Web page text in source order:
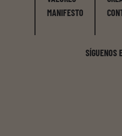
MANIFESTO
SÍGUENOS